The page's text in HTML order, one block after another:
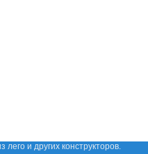
и других конструкторов.